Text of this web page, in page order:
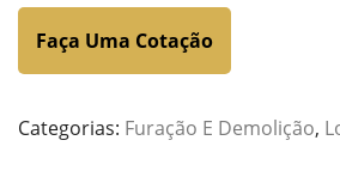
Faça Uma Cotação
Categorias: Furação E Demolição,